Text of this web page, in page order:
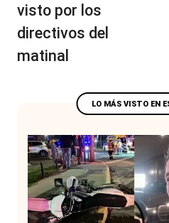
visto por los
directivos del
matinal